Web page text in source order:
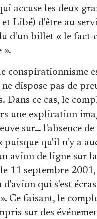
accuse les deux
Libé) d'être au
d'un billet « le fact-
».
conspirationnisme
dispose pas de
Dans ce cas, le
une explication
sur… l'absence de
puisque qu'il n'y a
avion de ligne sur
11 septembre
d'avion qui s'est
Ce faisant, le
sur des